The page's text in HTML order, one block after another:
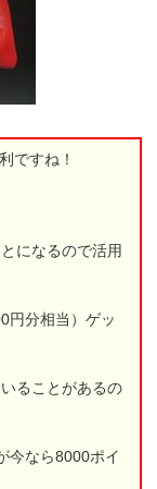
ですね！
になるので活用
円分相当）ゲッ
ることがあるの
今なら8000ポイ